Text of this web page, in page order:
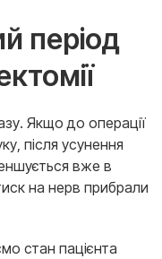
період
Якщо до операції
після усунення
вже в
на нерв прибрали
стан пацієнта